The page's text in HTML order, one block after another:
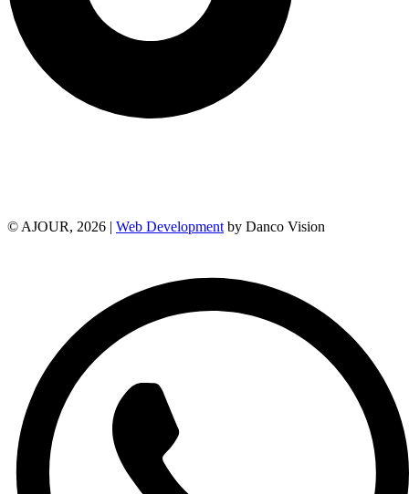
© AJOUR, 2026 | Web Development by Danco Vision